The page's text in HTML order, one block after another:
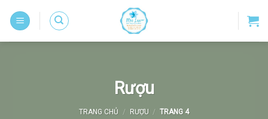
Rượu
TRANG CHỦ / RƯỢU / TRANG 4